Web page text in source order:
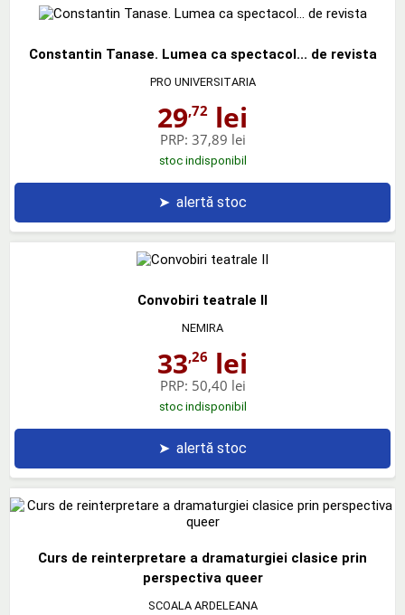
Constantin Tanase. Lumea ca spectacol... de revista
PRO UNIVERSITARIA
29,72 lei
PRP: 37,89 lei
stoc indisponibil
➤ alertă stoc
Convobiri teatrale II
NEMIRA
33,26 lei
PRP: 50,40 lei
stoc indisponibil
➤ alertă stoc
Curs de reinterpretare a dramaturgiei clasice prin
perspectiva queer
SCOALA ARDELEANA